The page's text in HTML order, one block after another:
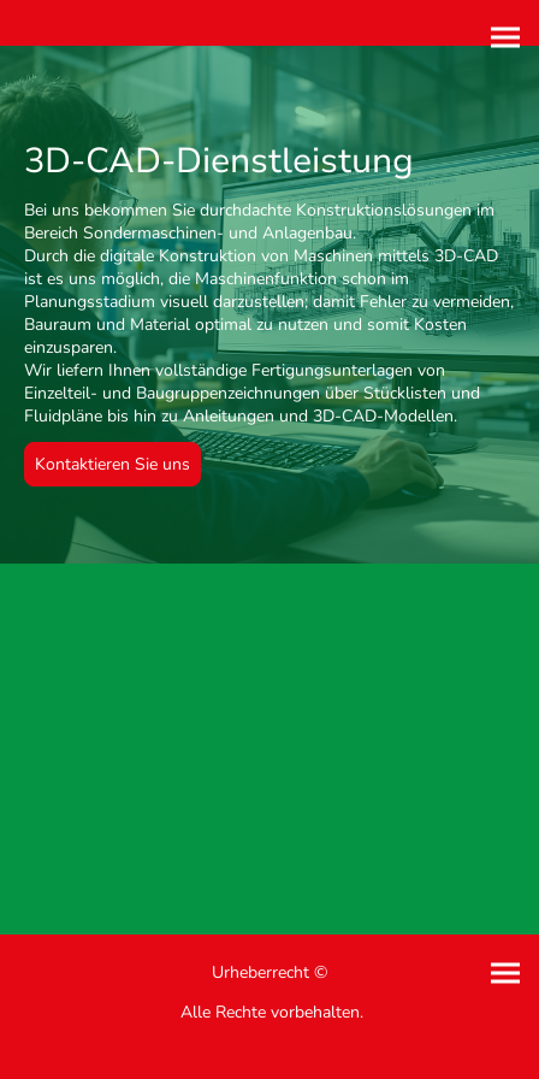
3D-CAD-Dienstleistung
Bei uns bekommen Sie durchdachte Konstruktionslösungen im
Bereich Sondermaschinen- und Anlagenbau.
Durch die digitale Konstruktion von Maschinen mittels 3D-CAD
ist es uns möglich, die Maschinenfunktion schon im
Planungsstadium visuell darzustellen; damit Fehler zu vermeiden,
Bauraum und Material optimal zu nutzen und somit Kosten
einzusparen.
Wir liefern Ihnen vollständige Fertigungsunterlagen von
Einzelteil- und Baugruppenzeichnungen über Stücklisten und
Fluidpläne bis hin zu Anleitungen und 3D-CAD-Modellen.
Kontaktieren Sie uns
Urheberrecht ©
Alle Rechte vorbehalten.